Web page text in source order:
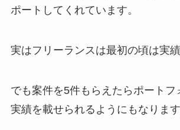
ポートしてくれています。
実はフリーランスは最初の頃は実績
でも案件を5件もらえたらポートフ
実績を載せられるようにもなります